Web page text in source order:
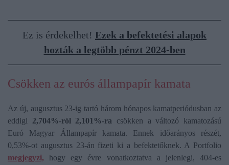
Ez is érdekelhet! Ezek a befektetési alapok
hozták a legtöbb pénzt 2024-ben
Csökken az eurós állampapír kamata
Az új, augusztus 23-ig tartó három hónapos kamatperiódusban az
eddigi 2,704%-ról 2,101%-ra csökken a változó kamatozású
Euró Magyar Állampapír kamata. Ennek időarányos részét,
0,53%-ot augusztus 23-án fizeti ki a befektetőknek. A Portfolio
megjegyzi, hogy egy évre vonatkoztatva a jelenlegi, 404-es